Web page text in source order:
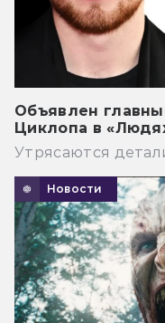
Объявлен
Циклопа в
Утрясаются
Новости